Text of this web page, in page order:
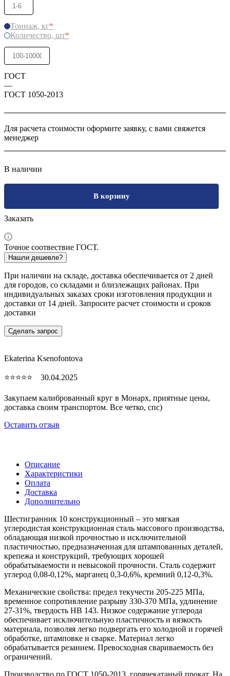
Тоннаж, кг*
Количество, шт*
ГОСТ
—
ГОСТ 1050-2013
Для расчета стоимости оформите заявку, с вами свяжется
менеджер
В наличии
В корзину
Заказать
Точное соотвествие ГОСТ.
Нашли дешевле?
При наличии на складе, доставка обеспечивается от 2 дней
для городов, со складами и близлежащих районах. При
индивидуальных заказах сроки изготовления продукции и
доставки от 14 дней. Запросите расчет стоимости и сроков
доставки
Сделать запрос
Ekaterina Ksenofontova
⭐⭐⭐⭐⭐ 30.04.2025
Закупаем калиброванный круг в Монарх, приятные цены,
доставка своим транспортом. Все четко, спc)
Оставить отзыв
Описание
Характеристики
Оплата
Доставка
Дополнительно
Шестигранник 10 конструкционный – это мягкая
углеродистая конструкционная сталь массового производства,
обладающая низкой прочностью и исключительной
пластичностью, предназначенная для штампованных деталей,
крепежа и конструкций, требующих хорошей
обрабатываемости и невысокой прочности. Сталь содержит
углерод 0,08-0,12%, марганец 0,3-0,6%, кремний 0,12-0,3%.
Механические свойства: предел текучести 205-225 МПа,
временное сопротивление разрыву 330-370 МПа, удлинение
27-31%, твердость HB 143. Низкое содержание углерода
обеспечивает исключительную пластичность и вязкость
материала, позволяя легко подвергать его холодной и горячей
обработке, штамповке и сварке. Материал легко
обрабатывается резанием. Превосходная свариваемость без
ограничений.
Производство по ГОСТ 1050-2013, горячекатаный прокат. На